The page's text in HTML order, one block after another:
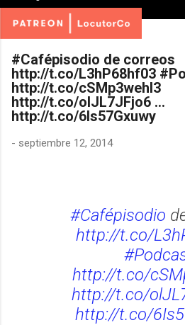
#Cafépisodio de correos
http://t.co/L3hP68hf03
http://t.co/cSMp3wehI3
http://t.co/olJL7JFjo6 ...
http://t.co/6Is57Gxuwy
- septiembre 12, 2014
#Cafépisodio
http://t.co/
http://t.co/
http://t.co/
http://t.co/